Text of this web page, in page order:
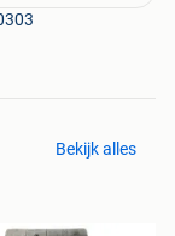
Bekijk alles